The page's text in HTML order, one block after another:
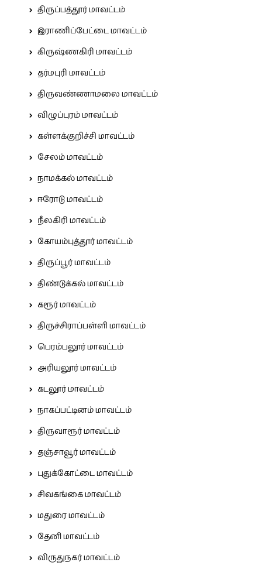
திருப்பத்தூர் மாவட்டம்
இராணிப்பேட்டை மாவட்டம்
கிருஷ்ணகிரி மாவட்டம்
தர்மபுரி மாவட்டம்
திருவண்ணாமலை மாவட்டம்
விழுப்புரம் மாவட்டம்
கள்ளக்குறிச்சி மாவட்டம்
சேலம் மாவட்டம்
நாமக்கல் மாவட்டம்
ஈரோடு மாவட்டம்
நீலகிரி மாவட்டம்
கோயம்புத்தூர் மாவட்டம்
திருப்பூர் மாவட்டம்
திண்டுக்கல் மாவட்டம்
கரூர் மாவட்டம்
திருச்சிராப்பள்ளி மாவட்டம்
பெரம்பலூர் மாவட்டம்
அரியலூர் மாவட்டம்
கடலூர் மாவட்டம்
நாகப்பட்டினம் மாவட்டம்
திருவாரூர் மாவட்டம்
தஞ்சாவூர் மாவட்டம்
புதுக்கோட்டை மாவட்டம்
சிவகங்கை மாவட்டம்
மதுரை மாவட்டம்
தேனி மாவட்டம்
விருதுநகர் மாவட்டம்